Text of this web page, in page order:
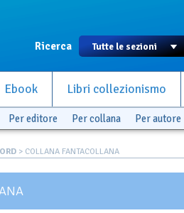
Ricerca
Ebook Libri collezionismo
Per editore Per collana Per autore
> COLLANA FANTACOLLANA